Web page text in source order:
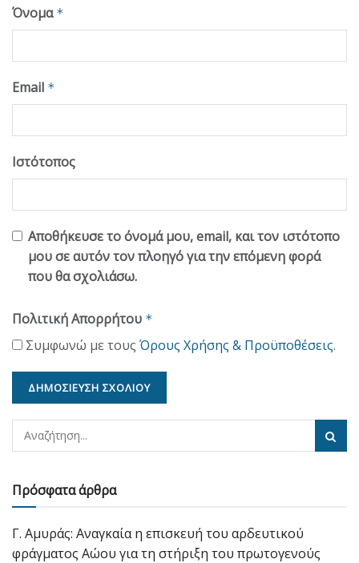
Όνομα *
Email *
Ιστότοπος
Αποθήκευσε το όνομά μου, email, και τον ιστότοπο
μου σε αυτόν τον πλοηγό για την επόμενη φορά
που θα σχολιάσω.
Πολιτική Απορρήτου *
Συμφωνώ με τους Όρους Χρήσης & Προϋποθέσεις.
Πρόσφατα άρθρα
Γ. Αμυράς: Αναγκαία η επισκευή του αρδευτικού
φράγματος Αώου για τη στήριξη του πρωτογενούς